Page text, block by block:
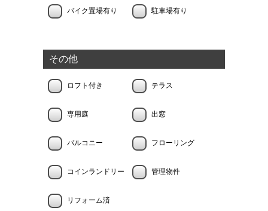
バイク置場有り 駐車場有り
その他
ロフト付き テラス
専用庭 出窓
バルコニー フローリング
コインランドリー 管理物件
リフォーム済